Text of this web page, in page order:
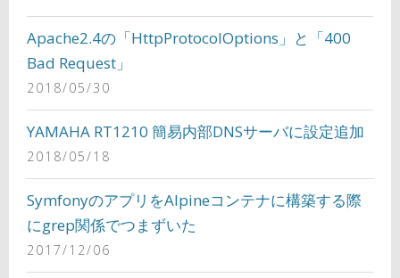
Apache2.4の「HttpProtocolOptions」と「400
Bad Request」
2018/05/30
YAMAHA RT1210 簡易内部DNSサーバに設定追加
2018/05/18
SymfonyのアプリをAlpineコンテナに構築する際
にgrep関係でつまずいた
2017/12/06